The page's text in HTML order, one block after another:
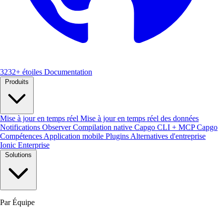
3232+ étoiles Documentation
Produits
Mise à jour en temps réel Mise à jour en temps réel des données
Notifications ObserverCompilation native Capgo CLI + MCPCapgo
Compétences Application mobile Plugins Alternatives d'entreprise
Ionic Enterprise
Solutions
Par Équipe